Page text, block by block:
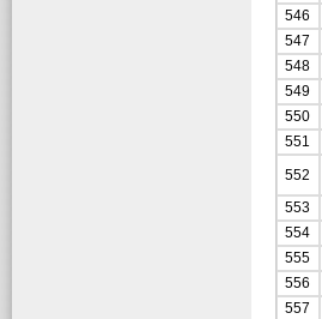
546
547
548
549
550
551
552
553
554
555
556
557